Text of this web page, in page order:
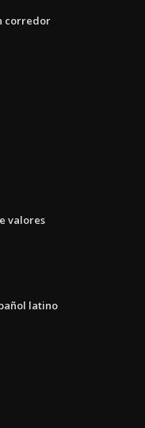
corredor
valores
latino